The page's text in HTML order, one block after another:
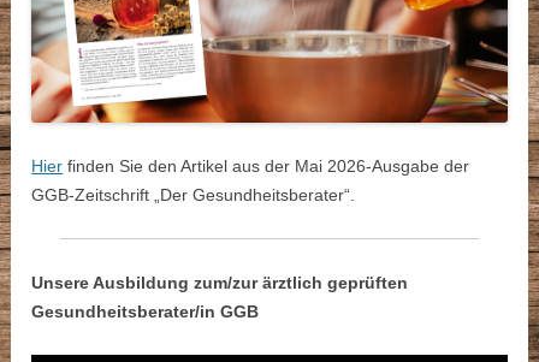
Hier finden Sie den Artikel aus der Mai 2026-Ausgabe der
GGB-Zeitschrift „Der Gesundheitsberater“.
Unsere Ausbildung zum/zur ärztlich geprüften
Gesundheitsberater/in GGB